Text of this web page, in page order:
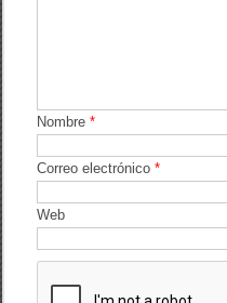
Nombre*
Correo electrónico*
Web